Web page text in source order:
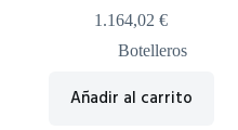
1.164,02€
Botelleros
Añadir al carrito